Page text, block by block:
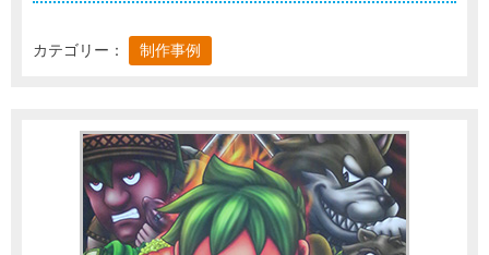
カテゴリー： 制作事例